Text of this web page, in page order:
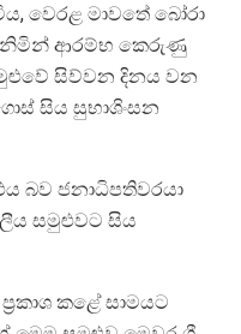
වෙරළ මාවතේ බෝරා
ගනිමින් ආරම්භ කෙරුණු
සිව්වන දිනය වන
සිය සුභාශිංසන
බව ජනාධිපතිවරයා
සමුළුවට සිය
කළේ සාමයට